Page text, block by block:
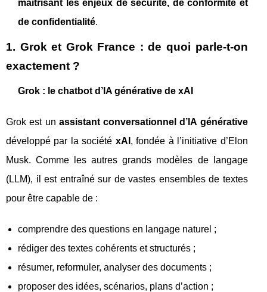
maîtrisant les enjeux de sécurité, de conformité et
de confidentialité.
1. Grok et Grok France : de quoi parle-t-on
exactement ?
Grok : le chatbot d’IA générative de xAI
Grok est un assistant conversationnel d’IA générative
développé par la société xAI , fondée à l’initiative d’Elon
Musk. Comme les autres grands modèles de langage
(LLM), il est entraîné sur de vastes ensembles de textes
pour être capable de :
comprendre des questions en langage naturel ;
rédiger des textes cohérents et structurés ;
résumer, reformuler, analyser des documents ;
proposer des idées, scénarios, plans d’action ;